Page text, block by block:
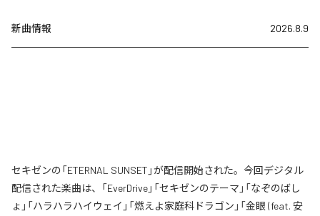
新曲情報 2026.8.9
セキゼンの「ETERNAL SUNSET」が配信開始された。今回デジタル
配信された楽曲は、「EverDrive」「セキゼンのテーマ」「なぞのばし
ょ」「ハラハラハイウェイ」「燃えよ家庭科ドラゴン」「金眼 (feat. 安